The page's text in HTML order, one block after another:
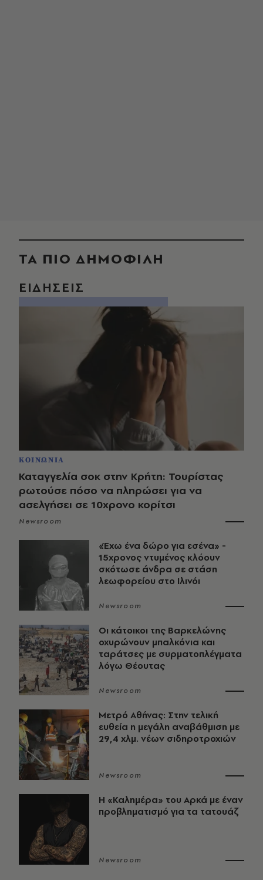
ΤΑ ΠΙΟ ΔΗΜΟΦΙΛΗ
ΕΙΔΗΣΕΙΣ
ΚΟΙΝΩΝΙΑ
Καταγγελία σοκ στην Κρήτη: Τουρίστας
ρωτούσε πόσο να πληρώσει για να
ασελγήσει σε 10χρονο κορίτσι
Newsroom
«Έχω ένα δώρο για εσένα» -
15χρονος ντυμένος κλόουν
σκότωσε άνδρα σε στάση
λεωφορείου στο Ιλινόι
Newsroom
Οι κάτοικοι της Βαρκελώνης
οχυρώνουν μπαλκόνια και
ταράτσες με συρματοπλέγματα
λόγω Θέουτας
Newsroom
Μετρό Αθήνας: Στην τελική
ευθεία η μεγάλη αναβάθμιση με
29,4 χλμ. νέων σιδηροτροχιών
Newsroom
Η «Καλημέρα» του Αρκά με έναν
προβληματισμό για τα τατουάζ
Newsroom